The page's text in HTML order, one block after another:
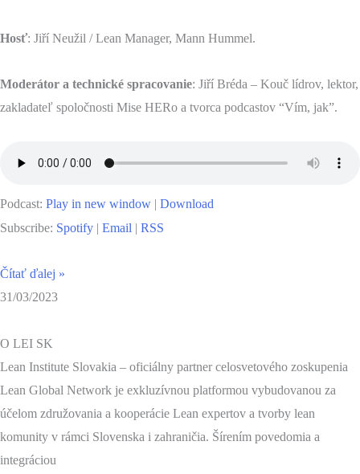
Hosť: Jiří Neužil / Lean Manager, Mann Hummel.
Moderátor a technické spracovanie: Jiří Bréda – Kouč lídrov, lektor,
zakladateľ spoločnosti Mise HERo a tvorca podcastov “Vím, jak”.
Podcast: Play in new window | Download
Subscribe: Spotify | Email | RSS
Čítať ďalej »
31/03/2023
O LEI SK
Lean Institute Slovakia – oficiálny partner celosvetového zoskupenia
Lean Global Network je exkluzívnou platformou vybudovanou za
účelom združovania a kooperácie Lean expertov a tvorby lean
komunity v rámci Slovenska i zahraničia. Šírením povedomia a
integráciou